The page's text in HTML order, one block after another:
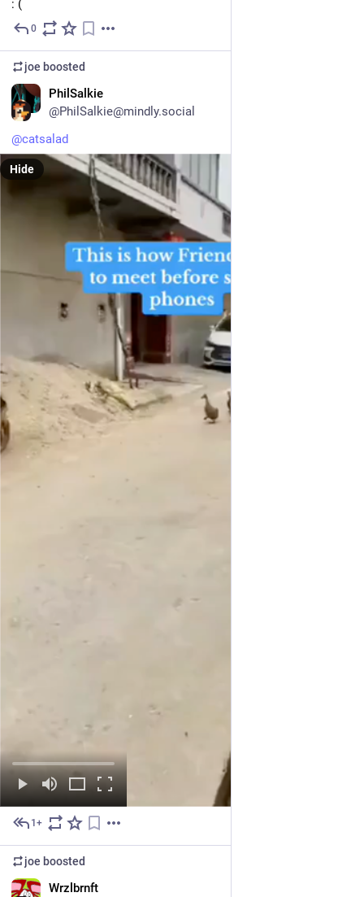
: (
0
joe boosted
PhilSalkie
@PhilSalkie@mindly.social
@catsalad
Hide
1+
joe boosted
Wrzlbrnft